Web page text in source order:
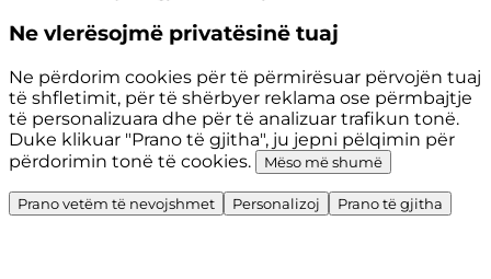
Ne vlerësojmë privatësinë tuaj
Ne përdorim cookies për të përmirësuar përvojën tuaj
të shfletimit, për të shërbyer reklama ose përmbajtje
të personalizuara dhe për të analizuar trafikun tonë.
Duke klikuar "Prano të gjitha", ju jepni pëlqimin për
përdorimin tonë të cookies.
Mëso më shumë
Prano vetëm të nevojshmet Personalizoj Prano të gjitha